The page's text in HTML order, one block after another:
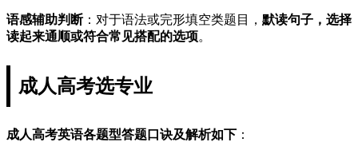
语感辅助判断：对于语法或完形填空类题目， 默读句子，选择
读起来通顺或符合常见搭配的选项。
成人高考选专业
成人高考英语各题型答题口诀及解析如下 ：